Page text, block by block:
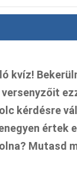
kvíz!
versenyzőit
kérdésre
értek
Mutasd